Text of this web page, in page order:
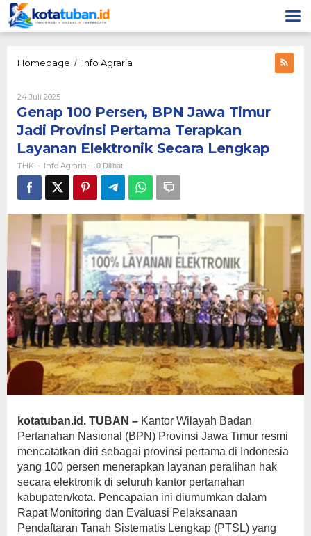
Lewati
ke
konten
Homepage / Info Agraria
Jawa
Timur
Jadi
Provinsi
Terapkan
Layanan
Elektronik
Secara
Lengkap
24 Juli 2025Oleh
THK
Genap 100 Persen, BPN Jawa Timur
Jadi Provinsi Pertama Terapkan
Layanan Elektronik Secara Lengkap
THK - Info Agraria - 0 Dilihat
kotatuban.id. TUBAN – Kantor Wilayah Badan
Pertanahan Nasional (BPN) Provinsi Jawa Timur resmi
mencatatkan diri sebagai provinsi pertama di Indonesia
yang 100 persen menerapkan layanan peralihan hak
secara elektronik di seluruh kantor pertanahan
kabupaten/kota. Pencapaian ini diumumkan dalam
Rapat Monitoring dan Evaluasi Pelaksanaan
Pendaftaran Tanah Sistematis Lengkap (PTSL) yang